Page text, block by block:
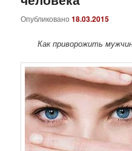
Опубликовано18.03.2015
Как приворожить